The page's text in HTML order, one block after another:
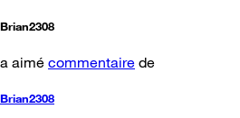
Brian2308
a aimé commentaire de
Brian2308